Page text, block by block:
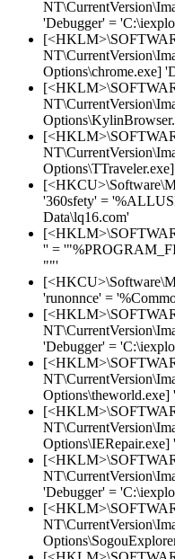
'Debugger' =
Options\chrome.exe]
'360sfety' =
Data\lq16.com'
'' =
""'
'runonnce' =
'Debugger' =
Options\theworld.exe]
'Debugger' =